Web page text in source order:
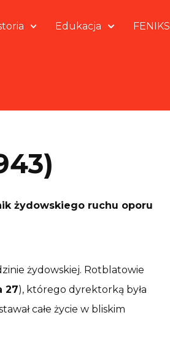
Edukacja FENIKS
żydowskiego ruchu oporu
żydowskiej. Rotblatowie
27), którego dyrektorką była
całe życie w bliskim